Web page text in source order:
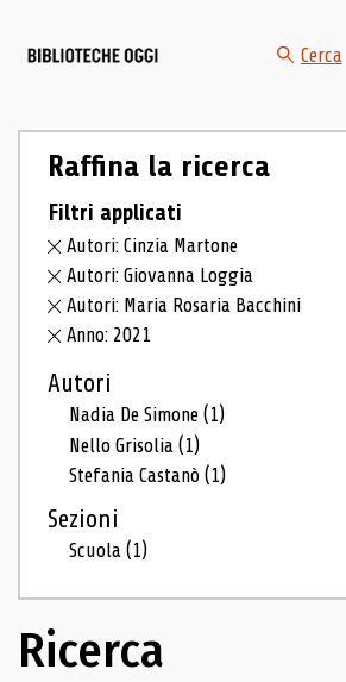
Cerca
Raffina la ricerca
Filtri applicati
Autori: Cinzia Martone
Autori: Giovanna Loggia
Autori: Maria Rosaria Bacchini
Anno: 2021
Autori
Nadia De Simone(1)
Nello Grisolia(1)
Stefania Castanò(1)
Sezioni
Scuola(1)
Ricerca